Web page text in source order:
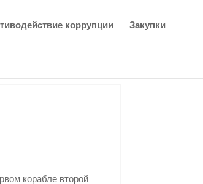
коррупции Закупки
корабле второй